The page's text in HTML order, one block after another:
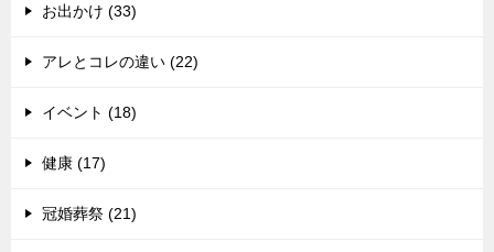
お出かけ (33)
アレとコレの違い (22)
イベント (18)
健康 (17)
冠婚葬祭 (21)